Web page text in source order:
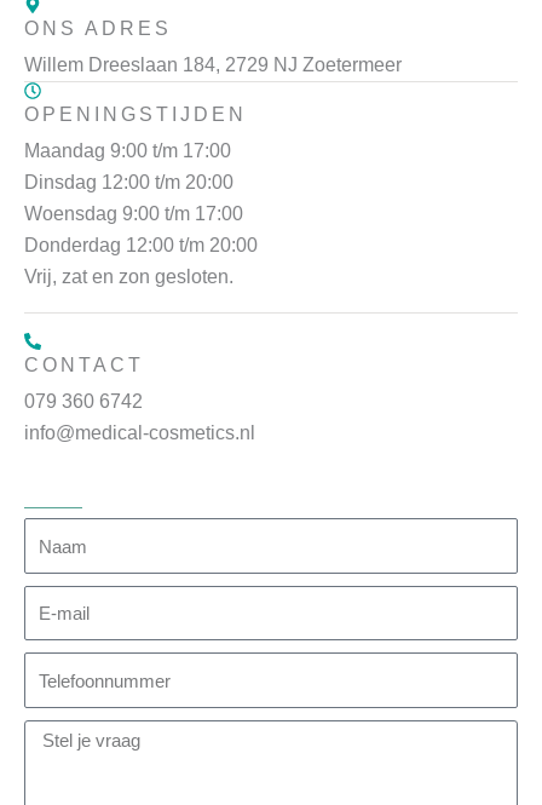
ONS ADRES
Willem Dreeslaan 184, 2729 NJ Zoetermeer
OPENINGSTIJDEN
Maandag 9:00 t/m 17:00
Dinsdag 12:00 t/m 20:00
Woensdag 9:00 t/m 17:00
Donderdag 12:00 t/m 20:00
Vrij, zat en zon gesloten.
CONTACT
079 360 6742
info@medical-cosmetics.nl